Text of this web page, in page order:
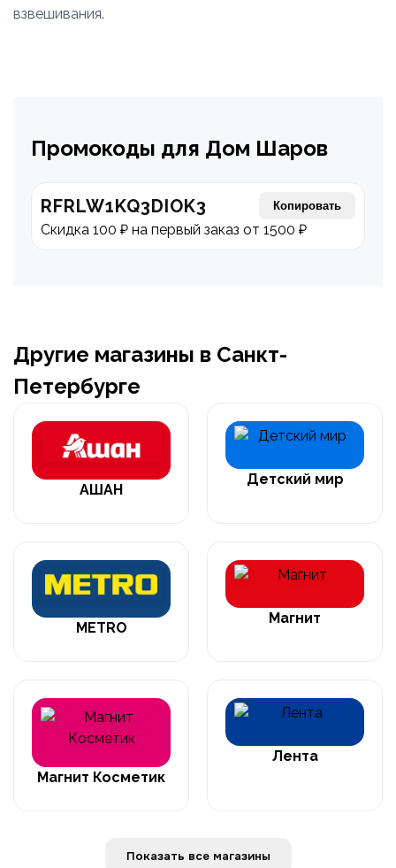
взвешивания.
Промокоды для Дом Шаров
RFRLW1KQ3DIOK3 Копировать
Скидка 100 ₽ на первый заказ от 1500 ₽
Другие магазины в Санкт-
Петербурге
АШАН
Детский мир
METRO
Магнит
Магнит Косметик
Лента
Показать все магазины